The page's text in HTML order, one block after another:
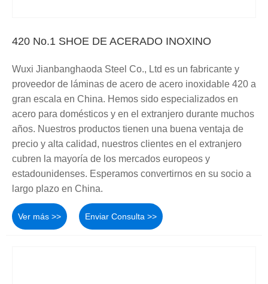
420 No.1 SHOE DE ACERADO INOXINO
Wuxi Jianbanghaoda Steel Co., Ltd es un fabricante y
proveedor de láminas de acero de acero inoxidable 420 a
gran escala en China. Hemos sido especializados en
acero para domésticos y en el extranjero durante muchos
años. Nuestros productos tienen una buena ventaja de
precio y alta calidad, nuestros clientes en el extranjero
cubren la mayoría de los mercados europeos y
estadounidenses. Esperamos convertirnos en su socio a
largo plazo en China.
Ver más >> Enviar Consulta >>